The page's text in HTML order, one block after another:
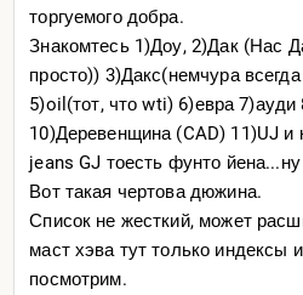
торгуемого добра.
Знакомтесь 1)Доу, 2)Дак (Нас
просто)) 3)Дакс(немчура
5)oil(тот, что wti) 6)евра
10)Деревенщина (CAD) 11)UJ и
jeans GJ тоесть фунто
Вот такая чертова дюжина.
Список не жесткий, может
маст хэва тут только индексы
посмотрим.